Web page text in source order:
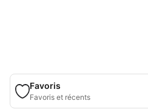
Favoris
Favoris et récents